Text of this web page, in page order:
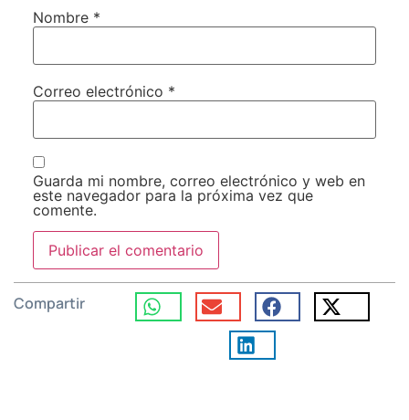
Nombre *
Correo electrónico *
Guarda mi nombre, correo electrónico y web en
este navegador para la próxima vez que
comente.
Compartir